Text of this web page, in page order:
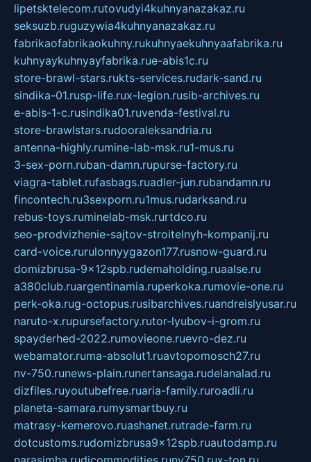
lipetsktelecom.rutovudyi4kuhnyanazakaz.ru
seksuzb.ruguzywia4kuhnyanazakaz.ru
fabrikaofabrikaokuhny.rukuhnyaekuhnyaafabrika.ru
kuhnyaykuhnyayfabrika.rue-abis1c.ru
store-brawl-stars.rukts-services.rudark-sand.ru
sindika-01.rusp-life.rux-legion.rusib-archives.ru
e-abis-1-c.rusindika01.ruvenda-festival.ru
store-brawlstars.rudooraleksandria.ru
antenna-highly.rumine-lab-msk.ru1-mus.ru
3-sex-porn.ruban-damn.rupurse-factory.ru
viagra-tablet.rufasbags.ruadler-jun.rubandamn.ru
fincontech.ru3sexporn.ru1mus.rudarksand.ru
rebus-toys.ruminelab-msk.rurtdco.ru
seo-prodvizhenie-sajtov-stroitelnyh-kompanij.ru
card-voice.rurulonnyygazon177.rusnow-guard.ru
domizbrusa-9x12spb.rudemaholding.ruaalse.ru
a380club.ruargentinamia.ruperkoka.rumovie-one.ru
perk-oka.rug-octopus.rusibarchives.ruandreislyusar.ru
naruto-x.rupursefactory.rutor-lyubov-i-grom.ru
spayderhed-2022.rumovieone.ruevro-dez.ru
webamator.ruma-absolut1.ruavtopomosch27.ru
nv-750.runews-plain.runertansaga.rudelanalad.ru
dizfiles.ruyoutubefree.ruaria-family.ruroadli.ru
planeta-samara.rumysmartbuy.ru
matrasy-kemerovo.ruashanet.rutrade-farm.ru
dotcustoms.rudomizbrusa9x12spb.ruautodamp.ru